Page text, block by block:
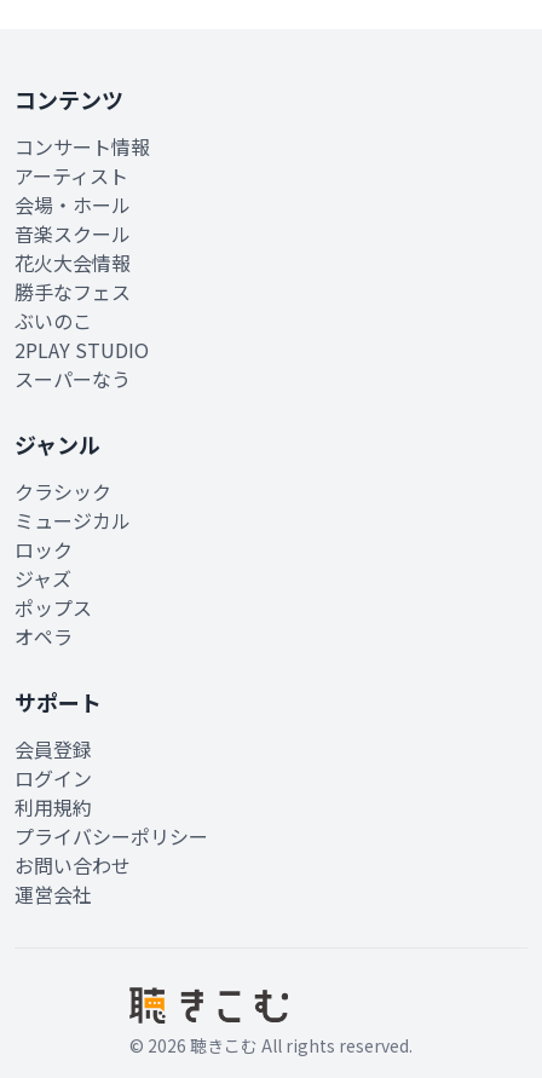
コンテンツ
コンサート情報
アーティスト
会場・ホール
音楽スクール
花火大会情報
勝手なフェス
ぶいのこ
2PLAY STUDIO
スーパーなう
ジャンル
クラシック
ミュージカル
ロック
ジャズ
ポップス
オペラ
サポート
会員登録
ログイン
利用規約
プライバシーポリシー
お問い合わせ
運営会社
© 2026 聴きこむ All rights reserved.